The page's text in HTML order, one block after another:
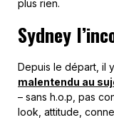
plus rien.
Sydney
Depuis le départ, il
malentendu au
– sans h.o.p, pas
look, attitude,